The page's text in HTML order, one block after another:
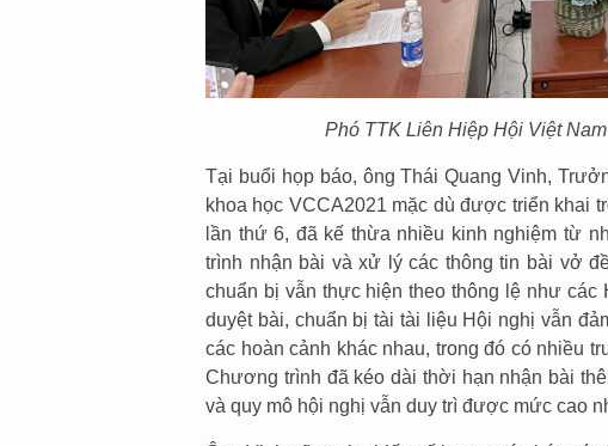
Phó TTK Liên Hiệp Hội Việt
Tại buổi họp báo, ông Thái Quang Vinh,
khoa học VCCA2021 mặc dù được triển khai
lần thứ 6, đã kế thừa nhiều kinh nghiệm từ
trình nhận bài và xử lý các thông tin bài vở
chuẩn bị vẫn thực hiện theo thông lệ như các
duyệt bài, chuẩn bị tài tài liệu Hội nghị vẫn
các hoàn cảnh khác nhau, trong đó có nhiều
Chương trình đã kéo dài thời hạn nhận bài
và quy mô hội nghị vẫn duy trì được mức cao